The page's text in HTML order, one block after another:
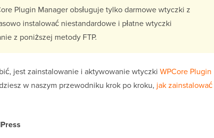
Plugin Manager obsługuje tylko darmowe wtyczki z
instalować niestandardowe i płatne wtyczki
z poniższej metody FTP.
jest zainstalowanie i aktywowanie wtyczki WPCore Plugin
w naszym przewodniku krok po kroku, jak zainstalować